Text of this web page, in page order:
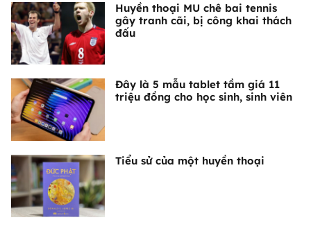
Huyền thoại MU chê bai tennis
gây tranh cãi, bị công khai thách
đấu
Đây là 5 mẫu tablet tầm giá 11
triệu đồng cho học sinh, sinh viên
Tiểu sử của một huyền thoại